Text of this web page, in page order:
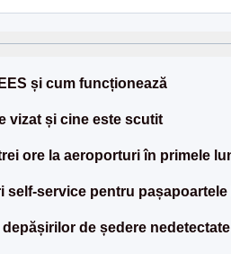
și cum funcționează
vizat și cine este scutit
ore la aeroporturi în primele
self-service pentru pașapoartele
de ședere nedetectate